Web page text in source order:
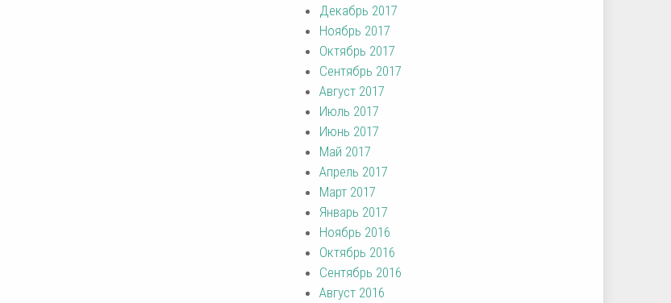
Декабрь 2017
Ноябрь 2017
Октябрь 2017
Сентябрь 2017
Август 2017
Июль 2017
Июнь 2017
Май 2017
Апрель 2017
Март 2017
Январь 2017
Ноябрь 2016
Октябрь 2016
Сентябрь 2016
Август 2016